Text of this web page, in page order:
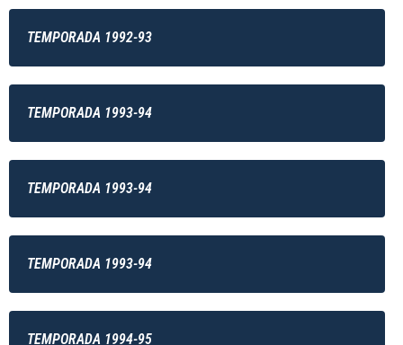
TEMPORADA 1992-93
TEMPORADA 1993-94
TEMPORADA 1993-94
TEMPORADA 1993-94
TEMPORADA 1994-95